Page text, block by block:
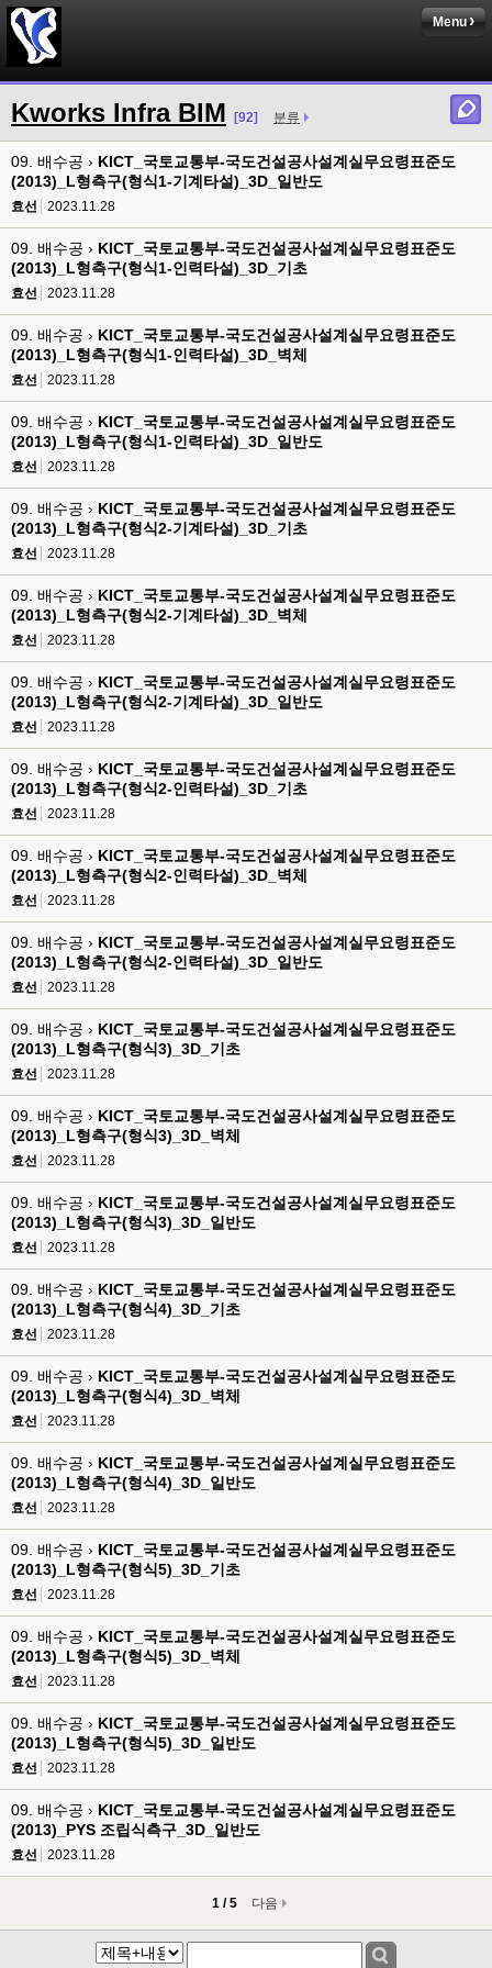
Menu
Kworks Infra BIM [92] 분류
09. 배수공 › KICT_국토교통부-국도건설공사설계실무요령표준도
(2013)_L형측구(형식1-기계타설)_3D_일반도
효선 2023.11.28
09. 배수공 › KICT_국토교통부-국도건설공사설계실무요령표준도
(2013)_L형측구(형식1-인력타설)_3D_기초
효선 2023.11.28
09. 배수공 › KICT_국토교통부-국도건설공사설계실무요령표준도
(2013)_L형측구(형식1-인력타설)_3D_벽체
효선 2023.11.28
09. 배수공 › KICT_국토교통부-국도건설공사설계실무요령표준도
(2013)_L형측구(형식1-인력타설)_3D_일반도
효선 2023.11.28
09. 배수공 › KICT_국토교통부-국도건설공사설계실무요령표준도
(2013)_L형측구(형식2-기계타설)_3D_기초
효선 2023.11.28
09. 배수공 › KICT_국토교통부-국도건설공사설계실무요령표준도
(2013)_L형측구(형식2-기계타설)_3D_벽체
효선 2023.11.28
09. 배수공 › KICT_국토교통부-국도건설공사설계실무요령표준도
(2013)_L형측구(형식2-기계타설)_3D_일반도
효선 2023.11.28
09. 배수공 › KICT_국토교통부-국도건설공사설계실무요령표준도
(2013)_L형측구(형식2-인력타설)_3D_기초
효선 2023.11.28
09. 배수공 › KICT_국토교통부-국도건설공사설계실무요령표준도
(2013)_L형측구(형식2-인력타설)_3D_벽체
효선 2023.11.28
09. 배수공 › KICT_국토교통부-국도건설공사설계실무요령표준도
(2013)_L형측구(형식2-인력타설)_3D_일반도
효선 2023.11.28
09. 배수공 › KICT_국토교통부-국도건설공사설계실무요령표준도
(2013)_L형측구(형식3)_3D_기초
효선 2023.11.28
09. 배수공 › KICT_국토교통부-국도건설공사설계실무요령표준도
(2013)_L형측구(형식3)_3D_벽체
효선 2023.11.28
09. 배수공 › KICT_국토교통부-국도건설공사설계실무요령표준도
(2013)_L형측구(형식3)_3D_일반도
효선 2023.11.28
09. 배수공 › KICT_국토교통부-국도건설공사설계실무요령표준도
(2013)_L형측구(형식4)_3D_기초
효선 2023.11.28
09. 배수공 › KICT_국토교통부-국도건설공사설계실무요령표준도
(2013)_L형측구(형식4)_3D_벽체
효선 2023.11.28
09. 배수공 › KICT_국토교통부-국도건설공사설계실무요령표준도
(2013)_L형측구(형식4)_3D_일반도
효선 2023.11.28
09. 배수공 › KICT_국토교통부-국도건설공사설계실무요령표준도
(2013)_L형측구(형식5)_3D_기초
효선 2023.11.28
09. 배수공 › KICT_국토교통부-국도건설공사설계실무요령표준도
(2013)_L형측구(형식5)_3D_벽체
효선 2023.11.28
09. 배수공 › KICT_국토교통부-국도건설공사설계실무요령표준도
(2013)_L형측구(형식5)_3D_일반도
효선 2023.11.28
09. 배수공 › KICT_국토교통부-국도건설공사설계실무요령표준도
(2013)_PYS 조립식측구_3D_일반도
효선 2023.11.28
1 / 5 다음